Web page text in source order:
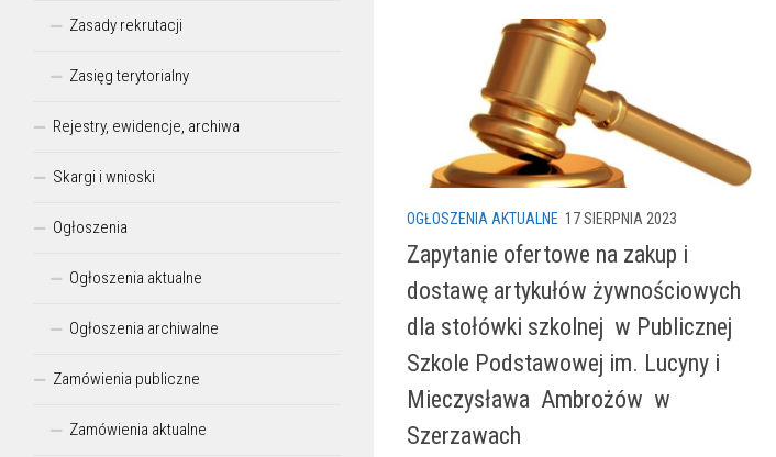
OGŁOSZENIA AKTUALNE 17 SIERPNIA 2023
Zapytanie ofertowe na zakup i
dostawę artykułów żywnościowych
dla stołówki szkolnej w Publicznej
Szkole Podstawowej im. Lucyny i
Mieczysława Ambrożów w
Szerzawach
Zasady rekrutacji
Zasięg terytorialny
Rejestry, ewidencje, archiwa
Skargi i wnioski
Ogłoszenia
Ogłoszenia aktualne
Ogłoszenia archiwalne
Zamówienia publiczne
Zamówienia aktualne